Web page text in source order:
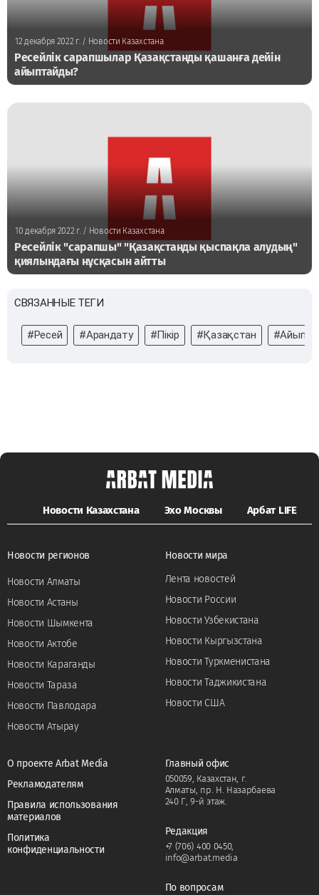
12 декабря 2022 г./ Новости Казахстана
Ресейлік сарапшылар Қазақстанды қашанға дейін
айыптайды?
10 декабря 2022 г. / Новости Казахстана
Ресейлік "сарапшы" "Қазақстанды қыспақла алудың"
қиялындағы нұсқасын айтты
СВЯЗАННЫЕ ТЕГИ
#Ресей #Арандату #Пікір #Қазақстан
Новости Казахстана Эхо Москвы Арбат LIFE
Новости регионов
Новости Алматы
Новости Астаны
Новости Шымкента
Новости Актобе
Новости Караганды
Новости Тараза
Новости Павлодара
Новости Атырау
Новости мира
Лента новостей
Новости России
Новости Узбекистана
Новости Кыргызстана
Новости Туркменистана
Новости Таджикистана
Новости США
О проекте Arbat Media
Рекламодателям
Правила использования
материалов
Политика
конфиденциальности
Главный офис
050059, Казахстан, г.
Алматы, пр. Н. Назарбаева
240 Г, 9-й этаж.
Редакция
+7 (706) 400 0450,
info@arbat.media
По вопросам